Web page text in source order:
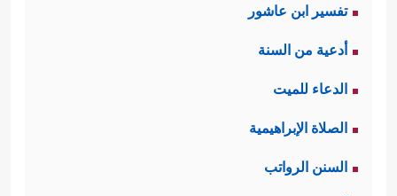
تفسير ابن عاشور
أدعية من السنة
الدعاء للميت
الصلاة الإبراهيمية
السنن الرواتب